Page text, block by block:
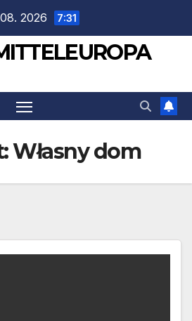
2026 7:31
Własny dom